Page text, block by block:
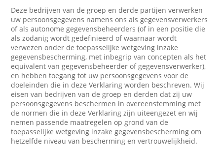
Deze bedrijven van de groep en derde partijen verwerken
uw persoonsgegevens namens ons als gegevensverwerkers
of als autonome gegevensbeheerders (of in een positie die
als zodanig wordt gedefinieerd of waarnaar wordt
verwezen onder de toepasselijke wetgeving inzake
gegevensbescherming, met inbegrip van concepten als het
equivalent van gegevensbeheerder of gegevensverwerker),
en hebben toegang tot uw persoonsgegevens voor de
doeleinden die in deze Verklaring worden beschreven. Wij
eisen van bedrijven van de groep en derden dat zij uw
persoonsgegevens beschermen in overeenstemming met
de normen die in deze Verklaring zijn uiteengezet en wij
nemen passende maatregelen op grond van de
toepasselijke wetgeving inzake gegevensbescherming om
hetzelfde niveau van bescherming en vertrouwelijkheid.